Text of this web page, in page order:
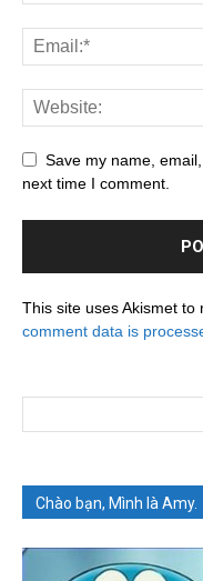
Save my name,
next time I comment.
This site uses Akismet to
comment data is
Chào bạn, Mình là Amy.